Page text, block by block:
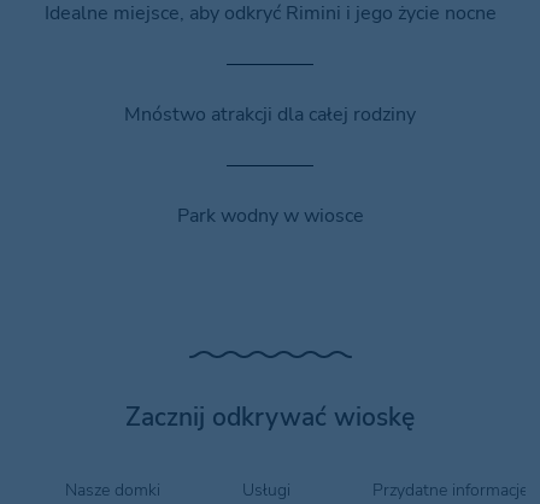
Idealne miejsce, aby odkryć Rimini i jego życie nocne
Mnóstwo atrakcji dla całej rodziny
Park wodny w wiosce
Zacznij odkrywać wioskę
Nasze domki Usługi Przydatne informacje